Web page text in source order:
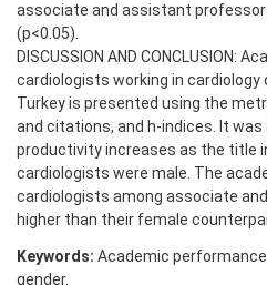
associate and assistant
(p<0.05).
DISCUSSION AND CONCLUSION:
cardiologists working in
Turkey is presented using the
and citations, and h-indices. It
productivity increases as the title
cardiologists were male. The
cardiologists among associate
higher than their female
Keywords: Academic
gender.